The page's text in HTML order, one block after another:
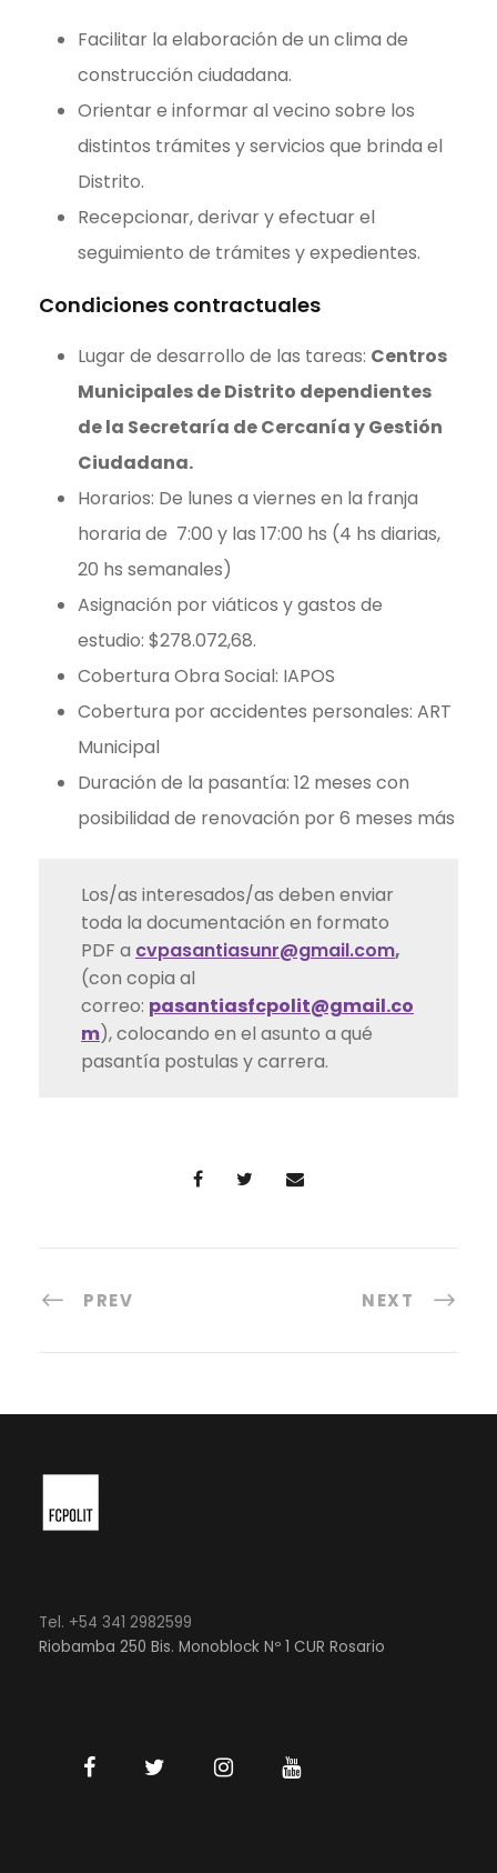
Facilitar la elaboración de un clima de
construcción ciudadana.
Orientar e informar al vecino sobre los
distintos trámites y servicios que brinda el
Distrito.
Recepcionar, derivar y efectuar el
seguimiento de trámites y expedientes.
Condiciones contractuales
Lugar de desarrollo de las tareas: Centros
Municipales de Distrito dependientes
de la Secretaría de Cercanía y Gestión
Ciudadana.
Horarios: De lunes a viernes en la franja
horaria de 7:00 y las 17:00 hs (4 hs diarias,
20 hs semanales)
Asignación por viáticos y gastos de
estudio: $278.072,68.
Cobertura Obra Social: IAPOS
Cobertura por accidentes personales: ART
Municipal
Duración de la pasantía: 12 meses con
posibilidad de renovación por 6 meses más
Los/as interesados/as deben enviar
toda la documentación en formato
PDF a cvpasantiasunr@gmail.com,
(con copia al
correo: pasantiasfcpolit@gmail.co
m), colocando en el asunto a qué
pasantía postulas y carrera.
PREV NEXT
Tel. +54 341 2982599
Riobamba 250 Bis. Monoblock Nº 1 CUR Rosario